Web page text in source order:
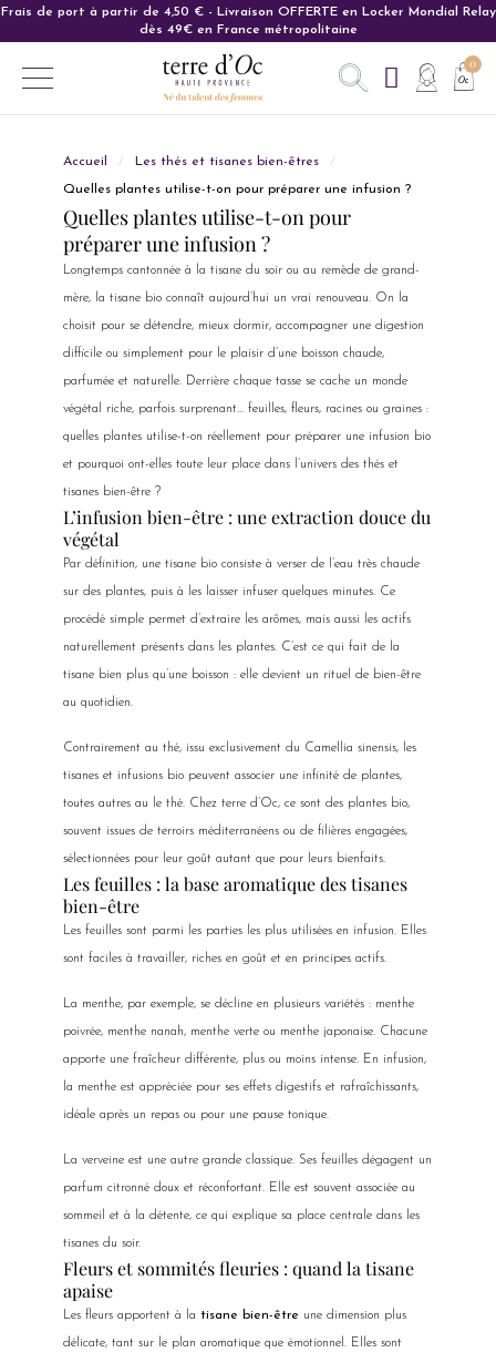
Frais de port à partir de 4,50 € - Livraison OFFERTE en Locker Mondial Relay
dès 49€ en France métropolitaine
Carte cadeau : L'idée cadeau parfaite pour ravir vos proches.
Accueil Les thés et tisanes bien-êtres
Quelles plantes utilise-t-on pour préparer une infusion ?
Quelles plantes utilise-t-on pour
préparer une infusion ?
Longtemps cantonnée à la tisane du soir ou au remède de grand-
mère, la tisane bio connaît aujourd’hui un vrai renouveau. On la
choisit pour se détendre, mieux dormir, accompagner une digestion
difficile ou simplement pour le plaisir d’une boisson chaude,
parfumée et naturelle. Derrière chaque tasse se cache un monde
végétal riche, parfois surprenant… feuilles, fleurs, racines ou graines :
quelles plantes utilise-t-on réellement pour préparer une infusion bio
et pourquoi ont-elles toute leur place dans l’univers des thés et
tisanes bien-être ?
L’infusion bien-être : une extraction douce du
végétal
Par définition, une tisane bio consiste à verser de l’eau très chaude
sur des plantes, puis à les laisser infuser quelques minutes. Ce
procédé simple permet d’extraire les arômes, mais aussi les actifs
naturellement présents dans les plantes. C’est ce qui fait de la
tisane bien plus qu’une boisson : elle devient un rituel de bien-être
au quotidien.
Contrairement au thé, issu exclusivement du Camellia sinensis, les
tisanes et infusions bio peuvent associer une infinité de plantes,
toutes autres au le thé. Chez terre d’Oc, ce sont des plantes bio,
souvent issues de terroirs méditerranéens ou de filières engagées,
sélectionnées pour leur goût autant que pour leurs bienfaits.
Les feuilles : la base aromatique des tisanes
bien-être
Les feuilles sont parmi les parties les plus utilisées en infusion. Elles
sont faciles à travailler, riches en goût et en principes actifs.
La menthe, par exemple, se décline en plusieurs variétés : menthe
poivrée, menthe nanah, menthe verte ou menthe japonaise. Chacune
apporte une fraîcheur différente, plus ou moins intense. En infusion,
la menthe est appréciée pour ses effets digestifs et rafraîchissants,
idéale après un repas ou pour une pause tonique.
La verveine est une autre grande classique. Ses feuilles dégagent un
parfum citronné doux et réconfortant. Elle est souvent associée au
sommeil et à la détente, ce qui explique sa place centrale dans les
tisanes du soir.
Fleurs et sommités fleuries : quand la tisane
apaise
Les fleurs apportent à la tisane bien-être une dimension plus
délicate, tant sur le plan aromatique que émotionnel. Elles sont